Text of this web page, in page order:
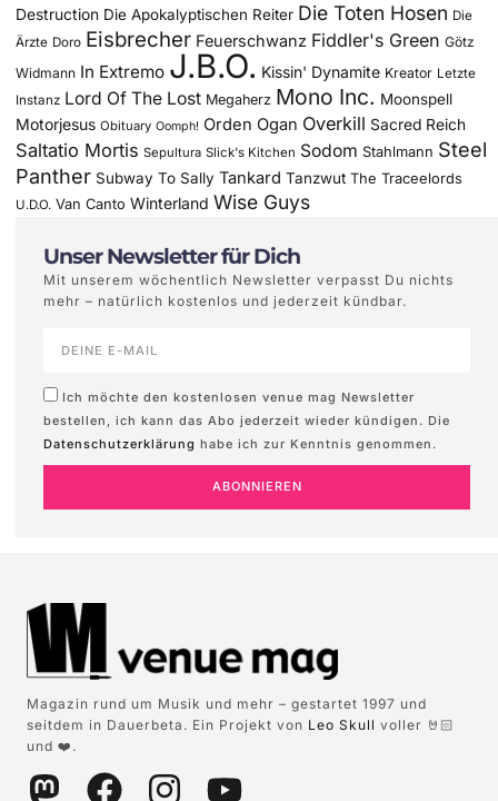
Destruction Die Apokalyptischen Reiter Die Toten Hosen Die
Ärzte Doro Eisbrecher Feuerschwanz Fiddler's Green Götz
Widmann In Extremo J.B.O. Kissin' Dynamite Kreator Letzte
Instanz Lord Of The Lost Megaherz Mono Inc. Moonspell
Motorjesus Obituary Oomph! Orden Ogan Overkill Sacred Reich
Saltatio Mortis Sepultura Slick's Kitchen Sodom Stahlmann Steel
Panther Subway To Sally Tankard Tanzwut The Traceelords
U.D.O. Van Canto Winterland Wise Guys
Unser Newsletter für Dich
Mit unserem wöchentlich Newsletter verpasst Du nichts
mehr – natürlich kostenlos und jederzeit kündbar.
Ich möchte den kostenlosen venue mag Newsletter
bestellen, ich kann das Abo jederzeit wieder kündigen. Die
Datenschutzerklärung habe ich zur Kenntnis genommen.
ABONNIEREN
Magazin rund um Musik und mehr – gestartet 1997 und
seitdem in Dauerbeta. Ein Projekt von Leo Skull voller 🤘🏻
und ❤️.